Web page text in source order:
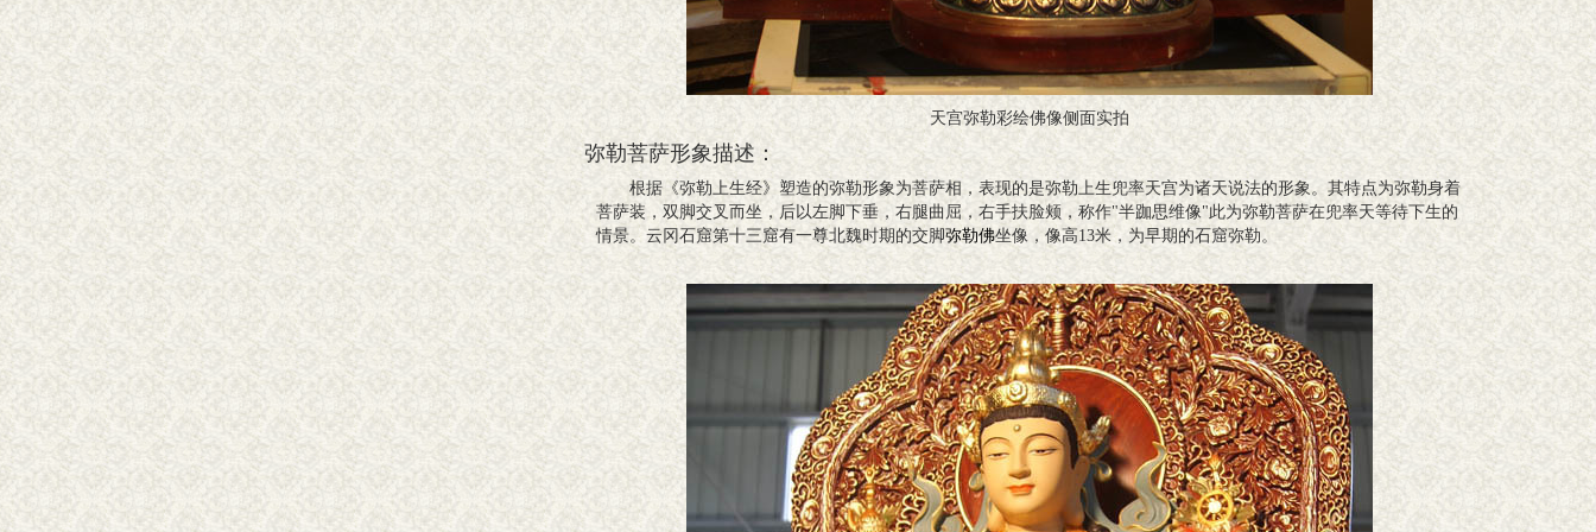
天宫弥勒彩绘佛像侧面实拍
弥勒菩萨形象描述：
根据《弥勒上生经》塑造的弥勒形象为菩萨相，表现的是弥勒上生兜率天宫为诸天说法的形象。其特点为弥勒身着
菩萨装，双脚交叉而坐，后以左脚下垂，右腿曲屈，右手扶脸颊，称作"半跏思维像"此为弥勒菩萨在兜率天等待下生的
情景。云冈石窟第十三窟有一尊北魏时期的交脚弥勒佛坐像，像高13米，为早期的石窟弥勒。